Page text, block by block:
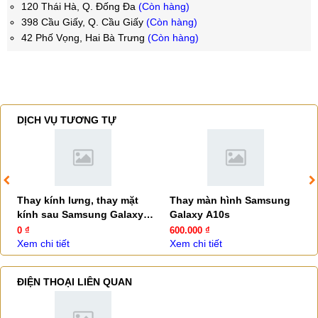
120 Thái Hà, Q. Đống Đa (Còn hàng)
398 Cầu Giấy, Q. Cầu Giấy (Còn hàng)
42 Phố Vọng, Hai Bà Trưng (Còn hàng)
DỊCH VỤ TƯƠNG TỰ
Thay kính lưng, thay mặt
kính sau Samsung Galaxy
A10s
0 ₫
Xem chi tiết
Thay màn hình Samsung
Galaxy A10s
600.000 ₫
Xem chi tiết
ĐIỆN THOẠI LIÊN QUAN